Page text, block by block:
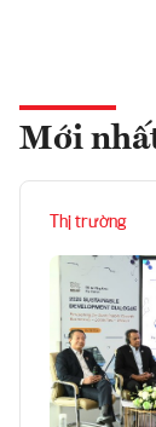
Mới
Thị trường